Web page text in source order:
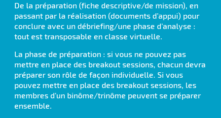
De la préparation (fiche descriptive/de mission), en
passant par la réalisation (documents d’appui) pour
conclure avec un débriefing/une phase d’analyse :
tout est transposable en classe virtuelle.
La phase de préparation : si vous ne pouvez pas
mettre en place des breakout sessions, chacun devra
préparer son rôle de façon individuelle. Si vous
pouvez mettre en place des breakout sessions, les
membres d’un binôme/trinôme peuvent se préparer
ensemble.